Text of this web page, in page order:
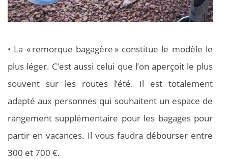
• La « remorque bagagère » constitue le modèle le
plus léger. C’est aussi celui que l’on aperçoit le plus
souvent sur les routes l’été. Il est totalement
adapté aux personnes qui souhaitent un espace de
rangement supplémentaire pour les bagages pour
partir en vacances. Il vous faudra débourser entre
300 et 700 €.